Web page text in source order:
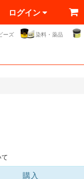
ログイン
ーズ 染料・薬品
購入